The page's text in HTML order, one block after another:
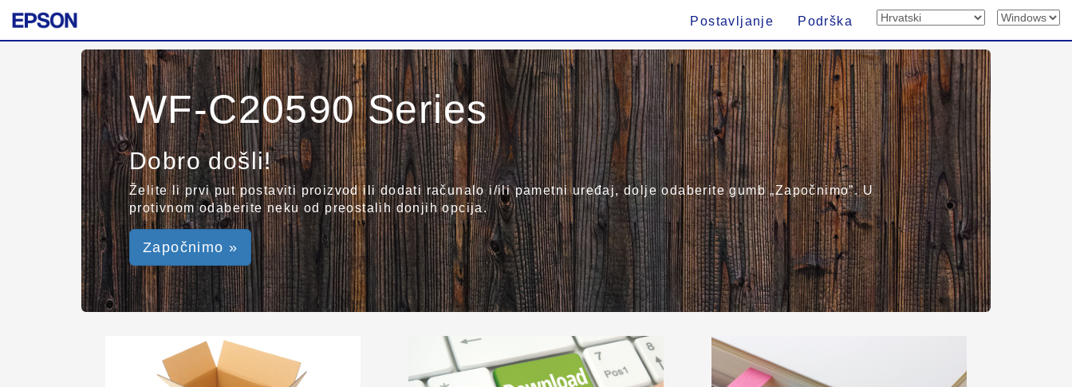
Postavljanje Podrška
WF-C20590 Series
Dobro došli!
Želite li prvi put postaviti proizvod ili dodati računalo i/ili pametni uređaj, dolje odaberite gumb „Započnimo”. U
protivnom odaberite neku od preostalih donjih opcija.
Započnimo »